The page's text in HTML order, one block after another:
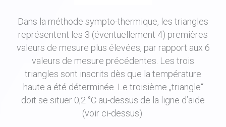
Dans la méthode sympto-thermique, les triangles
représentent les 3 (éventuellement 4) premières
valeurs de mesure plus élevées, par rapport aux 6
valeurs de mesure précédentes. Les trois
triangles sont inscrits dès que la température
haute a été déterminée. Le troisième „triangle“
doit se situer 0,2 °C au-dessus de la ligne d’aide
(voir ci-dessus).